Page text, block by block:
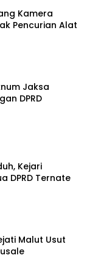
Kamera
Pencurian Alat
Jaksa
DPRD
Kejari
DPRD Ternate
Malut Usut